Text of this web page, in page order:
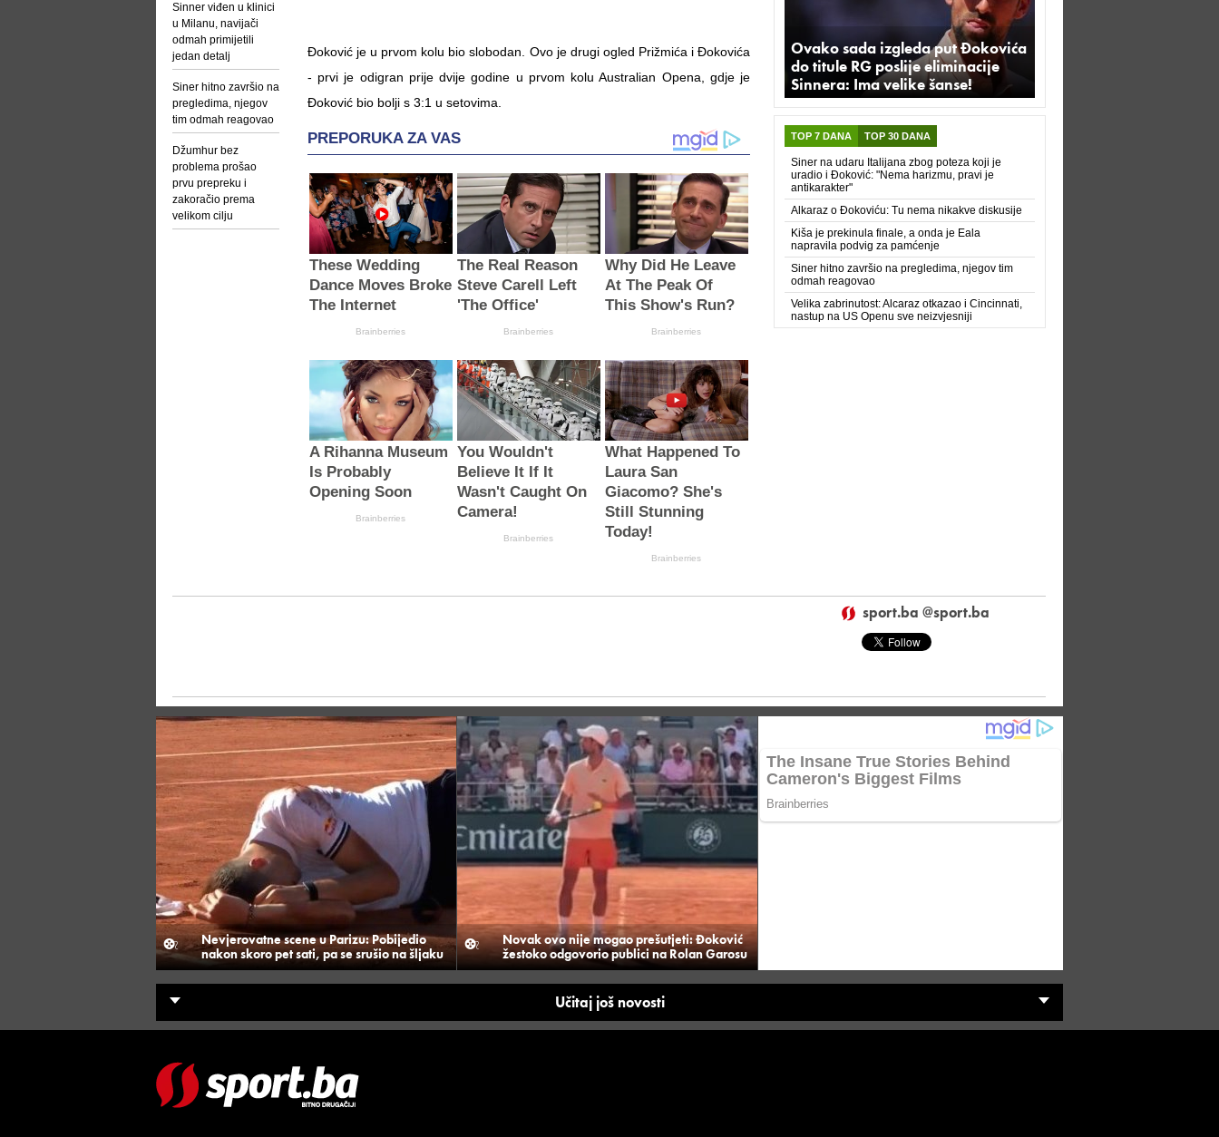
Sinner viđen u klinici
u Milanu, navijači
odmah primijetili
jedan detalj
Siner hitno završio na
pregledima, njegov
tim odmah reagovao
Džumhur bez
problema prošao
prvu prepreku i
zakoračio prema
velikom cilju
Đoković je u prvom kolu bio slobodan. Ovo je drugi ogled Prižmića i Đokovića
- prvi je odigran prije dvije godine u prvom kolu Australian Opena, gdje je
Đoković bio bolji s 3:1 u setovima.
Ovako sada izgleda put Đokovića
do titule RG poslije eliminacije
Sinnera: Ima velike šanse!
TOP 7 DANA TOP 30 DANA
Siner na udaru Italijana zbog poteza koji je
uradio i Đoković: "Nema harizmu, pravi je
antikarakter"
Alkaraz o Đokoviću: Tu nema nikakve diskusije
Kiša je prekinula finale, a onda je Eala
napravila podvig za pamćenje
Siner hitno završio na pregledima, njegov tim
odmah reagovao
Velika zabrinutost: Alcaraz otkazao i Cincinnati,
nastup na US Openu sve neizvjesniji
sport.ba @sport.ba
Nevjerovatne scene u Parizu: Pobijedio
nakon skoro pet sati, pa se srušio na šljaku
Novak ovo nije mogao prešutjeti: Đoković
žestoko odgovorio publici na Rolan Garosu
Učitaj još novosti